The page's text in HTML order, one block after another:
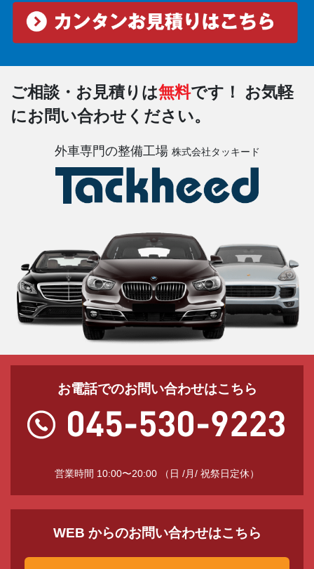
ご相談・お見積りは無料です！
お気軽
にお問い合わせください。
外車専門の整備工場 株式会社タッキード
お電話でのお問い合わせはこちら
営業時間 10:00〜20:00 （日 /月/ 祝祭日定休）
WEB からのお問い合わせはこちら